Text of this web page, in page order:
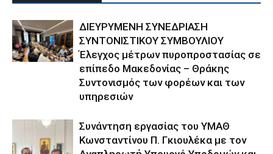
ΔΙΕΥΡΥΜΕΝΗ ΣΥΝΕΔΡΙΑΣΗ
ΣΥΝΤΟΝΙΣΤΙΚΟΥ ΣΥΜΒΟΥΛΙΟΥ
Έλεγχος μέτρων πυροπροστασίας σε
επίπεδο Μακεδονίας – Θράκης
Συντονισμός των φορέων και των
υπηρεσιών
Συνάντηση εργασίας του ΥΜΑΘ
Κωνσταντίνου Π. Γκιουλέκα με τον